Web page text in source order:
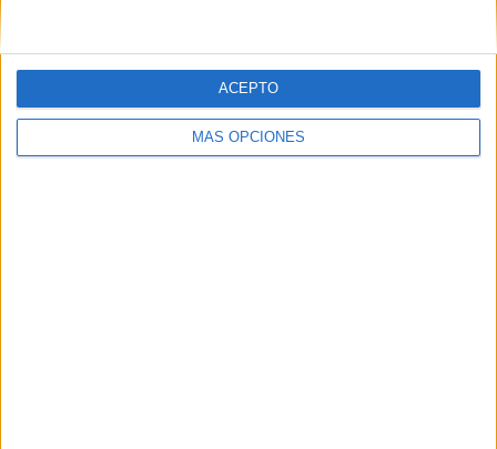
MÁS OPCIONES
ACEPTO
SIGUE NUESTROS TABLEROS EN